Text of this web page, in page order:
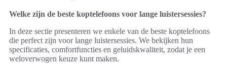
Welke zijn de beste koptelefoons voor lange luistersessies?
In deze sectie presenteren we enkele van de beste koptelefoons
die perfect zijn voor lange luistersessies. We bekijken hun
specificaties, comfortfuncties en geluidskwaliteit, zodat je een
weloverwogen keuze kunt maken.